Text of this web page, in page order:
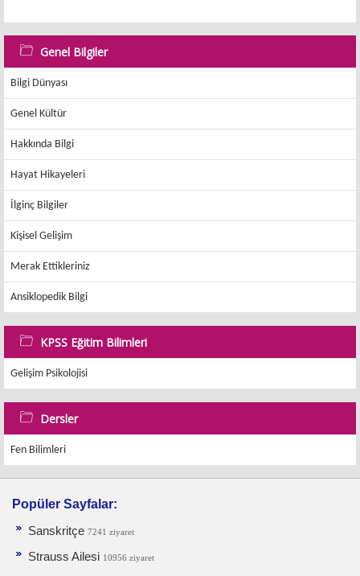
Genel Bilgiler
Bilgi Dünyası
Genel Kültür
Hakkında Bilgi
Hayat Hikayeleri
İlginç Bilgiler
Kişisel Gelişim
Merak Ettikleriniz
Ansiklopedik Bilgi
KPSS Eğitim Bilimleri
Gelişim Psikolojisi
Dersler
Fen Bilimleri
Popüler Sayfalar:
Sanskritçe 7241 ziyaret
Strauss Ailesi 10956 ziyaret